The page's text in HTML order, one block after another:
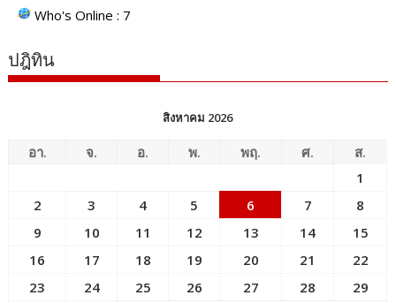
Who's Online : 7
ปฎิทิน
สิงหาคม 2026
อา. จ. อ. พ. พฤ. ศ.
ส.
1
2
3 4 5 6 7
8
9
10 11 12 13 14
15
16
17 18 19 20 21
22
23
24 25 26 27 28
29